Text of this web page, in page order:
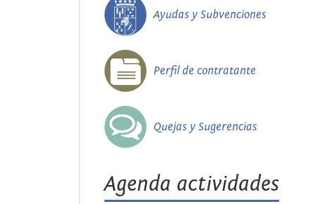
Ayudas y Subvenciones
Perfil de contratante
Quejas y Sugerencias
Agenda actividades